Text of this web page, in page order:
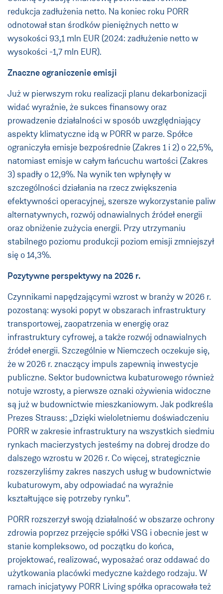
redukcja zadłużenia netto. Na koniec roku PORR
odnotował stan środków pieniężnych netto w
wysokości 93,1 mln EUR (2024: zadłużenie netto w
wysokości -1,7 mln EUR).
Znaczne ograniczenie emisji
Już w pierwszym roku realizacji planu dekarbonizacji
widać wyraźnie, że sukces finansowy oraz
prowadzenie działalności w sposób uwzględniający
aspekty klimatyczne idą w PORR w parze. Spółce
ograniczyła emisje bezpośrednie (Zakres 1 i 2) o 22,5%,
natomiast emisje w całym łańcuchu wartości (Zakres
3) spadły o 12,9%. Na wynik ten wpłynęły w
szczególności działania na rzecz zwiększenia
efektywności operacyjnej, szersze wykorzystanie paliw
alternatywnych, rozwój odnawialnych źródeł energii
oraz obniżenie zużycia energii. Przy utrzymaniu
stabilnego poziomu produkcji poziom emisji zmniejszył
się o 14,3%.
Pozytywne perspektywy na 2026 r.
Czynnikami napędzającymi wzrost w branży w 2026 r.
pozostaną: wysoki popyt w obszarach infrastruktury
transportowej, zaopatrzenia w energię oraz
infrastruktury cyfrowej, a także rozwój odnawialnych
źródeł energii. Szczególnie w Niemczech oczekuje się,
że w 2026 r. znaczący impuls zapewnią inwestycje
publiczne. Sektor budownictwa kubaturowego również
notuje wzrosty, a pierwsze oznaki ożywienia widoczne
są już w budownictwie mieszkaniowym. Jak podkreśla
Prezes Strauss: „Dzięki wieloletniemu doświadczeniu
PORR w zakresie infrastruktury na wszystkich siedmiu
rynkach macierzystych jesteśmy na dobrej drodze do
dalszego wzrostu w 2026 r. Co więcej, strategicznie
rozszerzyliśmy zakres naszych usług w budownictwie
kubaturowym, aby odpowiadać na wyraźnie
kształtujące się potrzeby rynku”.
PORR rozszerzył swoją działalność w obszarze ochrony
zdrowia poprzez przejęcie spółki VSG i obecnie jest w
stanie kompleksowo, od początku do końca,
projektować, realizować, wyposażać oraz oddawać do
użytkowania placówki medyczne każdego rodzaju. W
ramach inicjatywy PORR Living spółka opracowała też